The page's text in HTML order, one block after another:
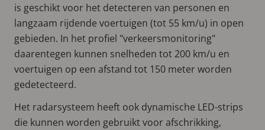
is geschikt voor het detecteren van personen en
langzaam rijdende voertuigen (tot 55 km/u) in open
gebieden. In het profiel "verkeersmonitoring"
daarentegen kunnen snelheden tot 200 km/u en
voertuigen op een afstand tot 150 meter worden
gedetecteerd.
Het radarsysteem heeft ook dynamische LED-strips
die kunnen worden gebruikt voor afschrikking,